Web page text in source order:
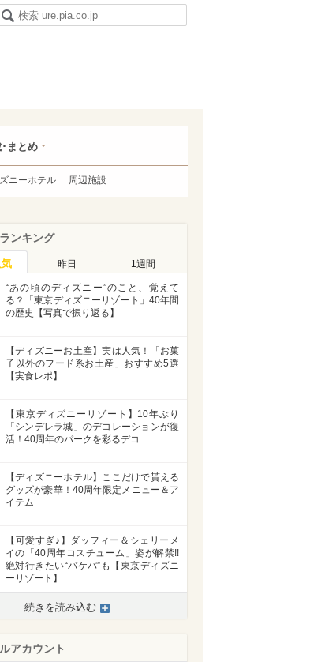
まとめ
ニーホテル 周辺施設
ンキング
昨日 1週間
“あの頃のディズニー”のこと、覚えて
る？「東京ディズニーリゾート」40年間
の歴史【写真で振り返る】
【ディズニーお土産】実は人気！「お菓
子以外のフード系お土産」おすすめ5選
【実食レポ】
【東京ディズニーリゾート】10年ぶり
「シンデレラ城」のデコレーションが復
活！40周年のパークを彩るデコ
【ディズニーホテル】ここだけで貰える
グッズが豪華！40周年限定メニュー＆ア
イテム
【可愛すぎ♪】ダッフィー＆シェリーメ
イの「40周年コスチューム」姿が解禁!!
絶対行きたい“バケパ”も【東京ディズニ
ーリゾート】
続きを読み込む
アカウント